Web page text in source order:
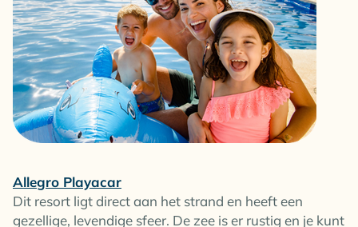
Allegro Playacar
Dit resort ligt direct aan het strand en heeft een
gezellige, levendige sfeer. De zee is er rustig en je kunt